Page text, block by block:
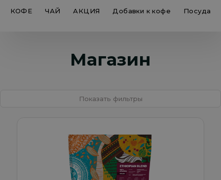
КОФЕ ЧАЙ АКЦИЯ Добавки к кофе Посуда
Магазин
Показать фильтры